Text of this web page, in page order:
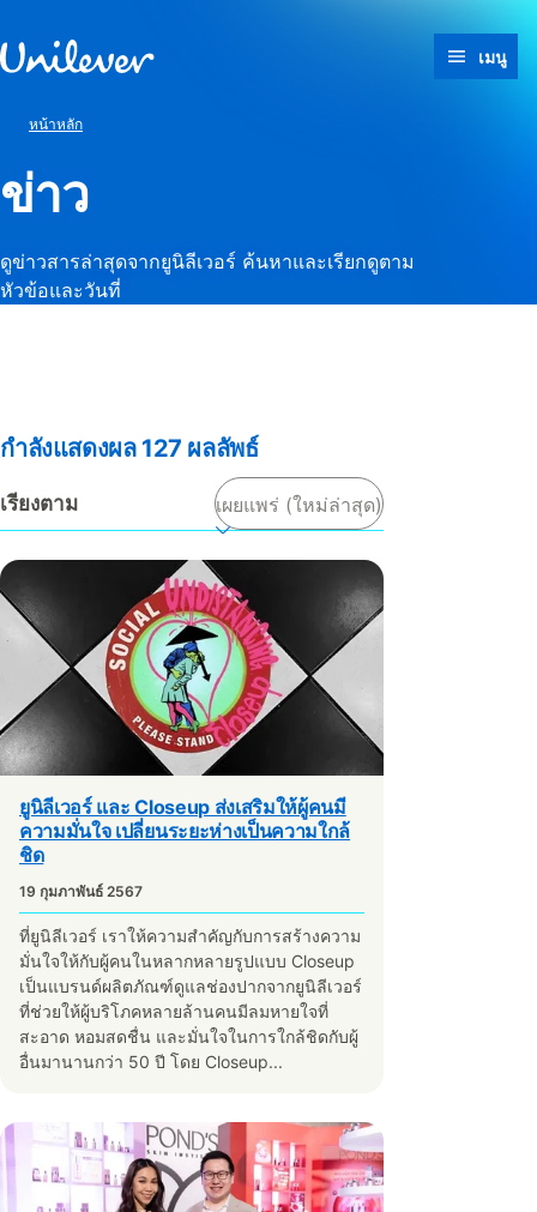
เมนู
หน้าหลัก
ข่าว
ดูข่าวสารล่าสุดจากยูนิลีเวอร์ ค้นหาและเรียกดูตาม
หัวข้อและวันที่
กำลังแสดงผล 127 ผลลัพธ์
เรียงตาม
ยูนิลีเวอร์ และ Closeup ส่งเสริมให้ผู้คนมี
ความมั่นใจ เปลี่ยนระยะห่างเป็นความใกล้
ชิด
19 กุมภาพันธ์ 2567
ที่ยูนิลีเวอร์ เราให้ความสำคัญกับการสร้างความ
มั่นใจให้กับผู้คนในหลากหลายรูปแบบ Closeup
เป็นแบรนด์ผลิตภัณฑ์ดูแลช่องปากจากยูนิลีเวอร์
ที่ช่วยให้ผู้บริโภคหลายล้านคนมีลมหายใจที่
สะอาด หอมสดชื่น และมั่นใจในการใกล้ชิดกับผู้
อื่นมานานกว่า 50 ปี โดย Closeup...